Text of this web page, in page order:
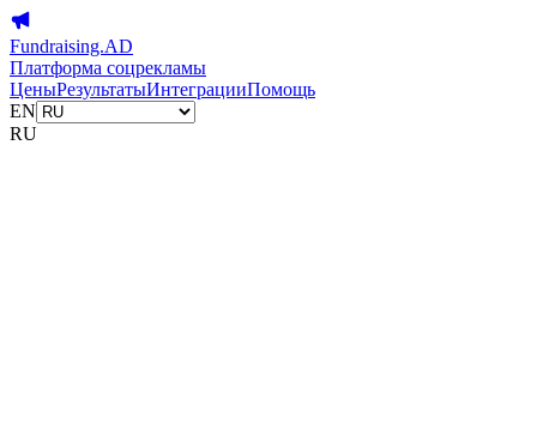
Fundraising.AD
Платформа соцрекламы
ЦеныРезультатыИнтеграцииПомощь
EN
RU